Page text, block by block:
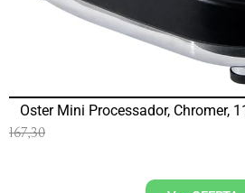
Oster Mini Processador, Chromer,
167,30